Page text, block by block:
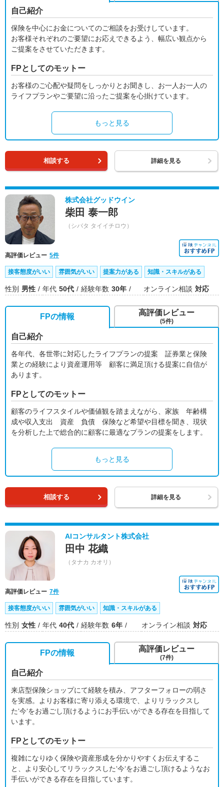
自己紹介
保険を中心にお金についてのご相談をお受けしています。
お客様それぞれのご要望にお応えできるよう、幅広い観点から
ご提案をさせていただきます。
FPとしてのモットー
お客様のご心配や疑問をしっかりとお聞きし、お一人お一人の
ライフプランやご要望に沿ったご提案を心掛けています。
もっと見る
相談する 詳細を見る
株式会社グッドウイン
柴田 泰一郎
（シバタ タイイチロウ）
高評価レビュー 5件
接客態度がいい 雰囲気がいい 提案力がある 知識・スキルがある
性別 男性 年代 50代 経験年数 30年 オンライン相談 対応
FPの情報
自己紹介
各年代、各世帯に対応したライフプランの提案 証券業と保険
業との経験により資産運用等 顧客に満足頂ける提案に自信が
あります。
FPとしてのモットー
顧客のライフスタイルや価値観を踏まえながら、家族 年齢構
成や収入支出 資産 負債 保険など希望や目標を聞き、現状
を分析した上で総合的に顧客に最適なプランの提案をします。
もっと見る
高評価レビュー
(5件)
相談する 詳細を見る
AIコンサルタント株式会社
田中 花織
（タナカ カオリ）
高評価レビュー 7件
接客態度がいい 雰囲気がいい 知識・スキルがある
性別 女性 年代 40代 経験年数 6年 オンライン相談 対応
FPの情報
自己紹介
来店型保険ショップにて経験を積み、アフターフォローの弱さ
を実感。よりお客様に寄り添える環境で、よりリラックスし
た‘今‘をお過ごし頂けるようにお手伝いができる存在を目指して
います。
FPとしてのモットー
複雑になりゆく保険や資産形成を分かりやすくお伝えするこ
と、より安心してリラックスした‘今‘をお過ごし頂けるようなお
手伝いができる存在を目指しています。
高評価レビュー
(7件)